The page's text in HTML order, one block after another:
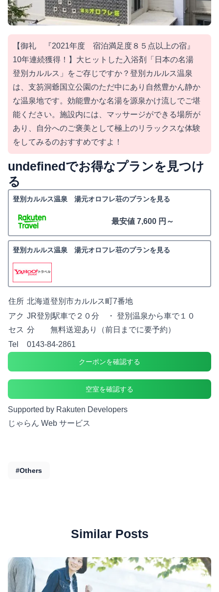
【御礼 『2021年度 宿泊満足度８５点以上の宿』
10年連続獲得！】大ヒットした入浴剤「日本の名湯
登別カルルス」をご存じですか？登別カルルス温泉
は、支笏洞爺国立公園のただ中にあり自然豊かん静か
な温泉地です。効能豊かな名湯を源泉かけ流しでご堪
能ください。施設内には、マッサージができる場所が
あり、自分へのご褒美として極上のリラックスな体験
をしてみるのおすすめですよ！
undefinedでお得なプランを見つけ
る
登別カルルス温泉 湯元オロフレ荘のプランを見る
最安値 7,600 円～
登別カルルス温泉 湯元オロフレ荘のプランを見る
住所 北海道登別市カルルス町7番地
アク
セス
JR登別駅車で２０分 ・ 登別温泉から車で１０
分 無料送迎あり（前日までに要予約）
Tel
0143-84-2861
クーポンを確認する
空室を確認する
Supported by Rakuten Developers
じゃらん Web サービス
#Others
Similar Posts